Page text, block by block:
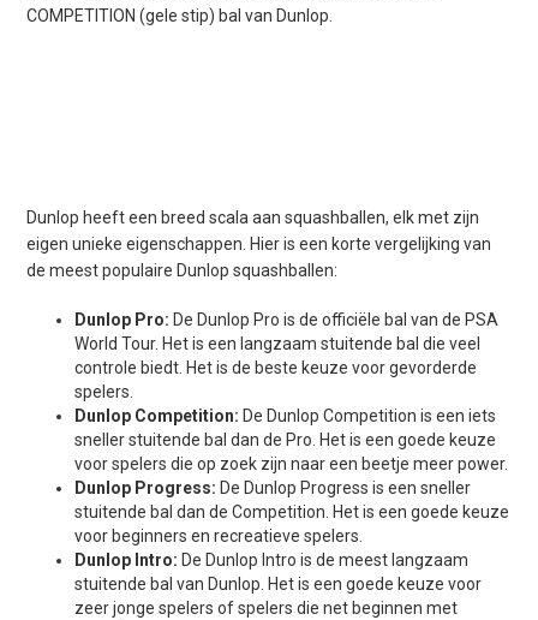
COMPETITION (gele stip) bal van Dunlop.
Dunlop heeft een breed scala aan squashballen, elk met zijn
eigen unieke eigenschappen. Hier is een korte vergelijking van
de meest populaire Dunlop squashballen:
Dunlop Pro: De Dunlop Pro is de officiële bal van de PSA
World Tour. Het is een langzaam stuitende bal die veel
controle biedt. Het is de beste keuze voor gevorderde
spelers.
Dunlop Competition: De Dunlop Competition is een iets
sneller stuitende bal dan de Pro. Het is een goede keuze
voor spelers die op zoek zijn naar een beetje meer power.
Dunlop Progress: De Dunlop Progress is een sneller
stuitende bal dan de Competition. Het is een goede keuze
voor beginners en recreatieve spelers.
Dunlop Intro: De Dunlop Intro is de meest langzaam
stuitende bal van Dunlop. Het is een goede keuze voor
zeer jonge spelers of spelers die net beginnen met